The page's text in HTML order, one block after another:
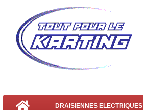
DRAISIENNES ELECTRIQUES